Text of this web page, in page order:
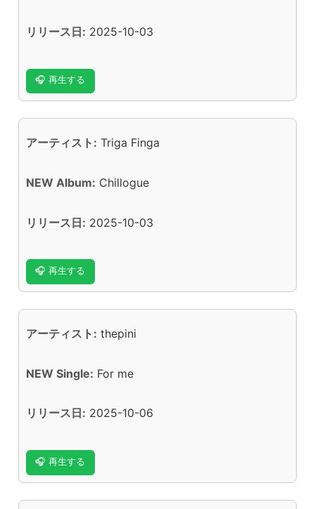
リリース日: 2025-10-03
🎧 再生する
アーティスト: Triga Finga
NEW Album: Chillogue
リリース日: 2025-10-03
🎧 再生する
アーティスト: thepini
NEW Single: For me
リリース日: 2025-10-06
🎧 再生する